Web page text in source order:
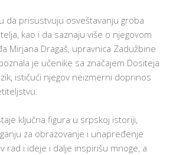
da prisustvuju osveštavanju groba
kao i da saznaju više o njegovom
Mirjana Dragaš, upravnica Zadužbine
je učenike sa značajem Dositeja
ističući njegov neizmerni doprinos
ključna figura u srpskoj istoriji,
za obrazovanje i unapređenje
rad i ideje i dalje inspirišu mnoge, a